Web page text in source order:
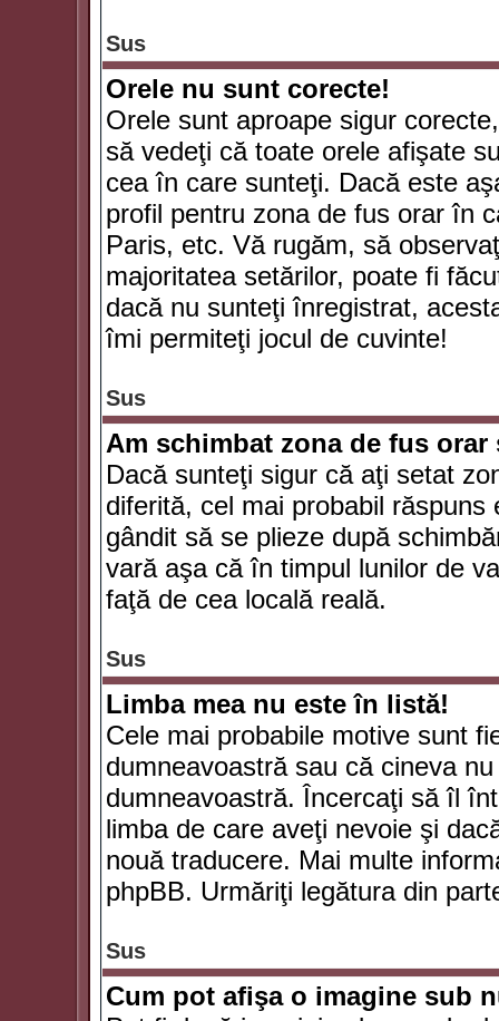
Sus
Orele nu sunt corecte!
Orele sunt aproape sigur
să vedeţi că toate orele afişate
cea în care sunteţi. Dacă este
profil pentru zona de fus orar în
Paris, etc. Vă rugăm, să
majoritatea setărilor, poate fi
dacă nu sunteţi înregistrat,
îmi permiteţi jocul de cuvinte!
Sus
Am schimbat zona de fus
Dacă sunteţi sigur că aţi setat
diferită, cel mai probabil
gândit să se plieze după
vară aşa că în timpul lunilor de
faţă de cea locală reală.
Sus
Limba mea nu este în listă!
Cele mai probabile motive sunt
dumneavoastră sau că cineva
dumneavoastră. Încercaţi să îl
limba de care aveţi nevoie şi
nouă traducere. Mai multe
phpBB. Urmăriţi legătura din
Sus
Cum pot afişa o imagine sub